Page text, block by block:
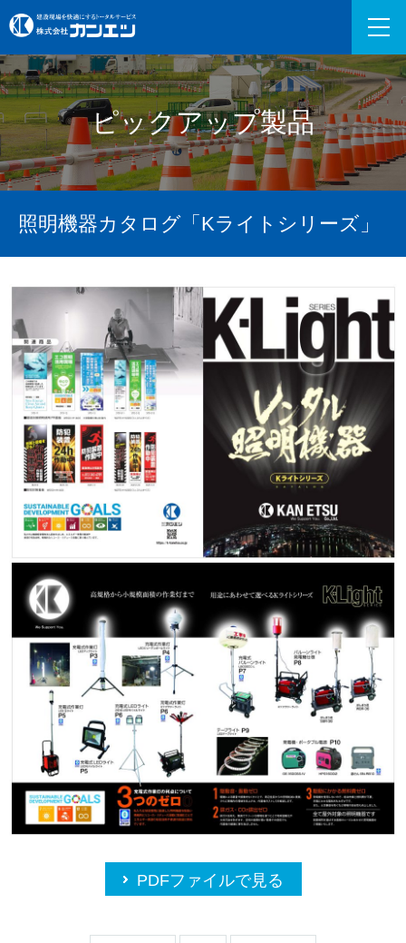
ピックアップ製品
照明機器カタログ「Kライトシリーズ」
PDFファイルで見る